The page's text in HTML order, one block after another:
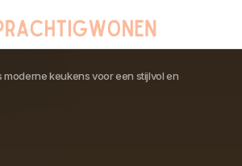
moderne keukens voor een stijlvol en